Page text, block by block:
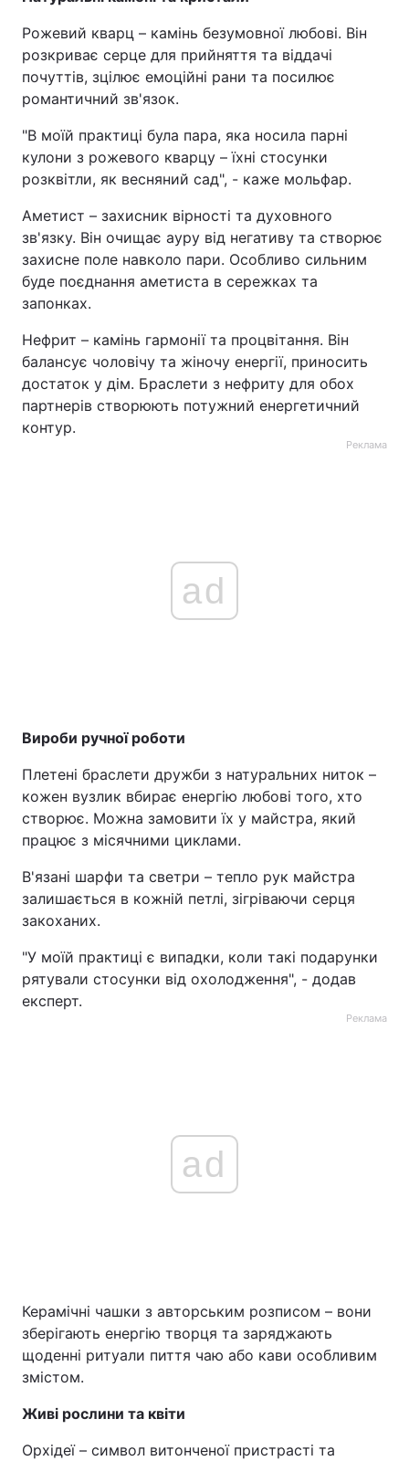
Рожевий кварц – камінь безумовної любові. Він
розкриває серце для прийняття та віддачі
почуттів, зцілює емоційні рани та посилює
романтичний зв'язок.
"В моїй практиці була пара, яка носила парні
кулони з рожевого кварцу – їхні стосунки
розквітли, як весняний сад", - каже мольфар.
Аметист – захисник вірності та духовного
зв'язку. Він очищає ауру від негативу та створює
захисне поле навколо пари. Особливо сильним
буде поєднання аметиста в сережках та
запонках.
Нефрит – камінь гармонії та процвітання. Він
балансує чоловічу та жіночу енергії, приносить
достаток у дім. Браслети з нефриту для обох
партнерів створюють потужний енергетичний
контур.
Реклама
ad
Вироби ручної роботи
Плетені браслети дружби з натуральних ниток –
кожен вузлик вбирає енергію любові того, хто
створює. Можна замовити їх у майстра, який
працює з місячними циклами.
В'язані шарфи та светри – тепло рук майстра
залишається в кожній петлі, зігріваючи серця
закоханих.
"У моїй практиці є випадки, коли такі подарунки
рятували стосунки від охолодження", - додав
експерт.
Реклама
ad
Керамічні чашки з авторським розписом – вони
зберігають енергію творця та заряджають
щоденні ритуали пиття чаю або кави особливим
змістом.
Живі рослини та квіти
Орхідеї – символ витонченої пристрасті та